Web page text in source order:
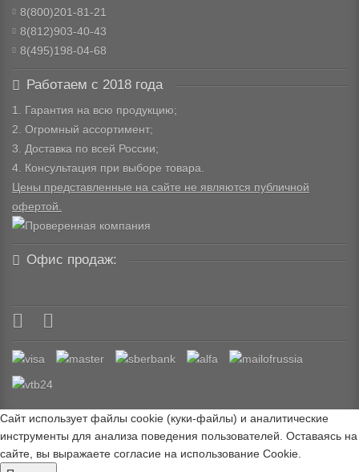
8(800)201-81-21
8(812)903-40-43
8(495)198-04-68
Работаем с 2018 года
1. Гарантия на всю продукцию;
2. Огромный ассортимент;
3. Доставка по всей России;
4. Консультация при выборе товара.
Цены представленные на сайте не являются публичной
офертой.
Офис продаж:
Сайт использует файлы cookie (куки-файлы) и аналитические
инструменты для анализа поведения пользователей. Оставаясь на
сайте, вы выражаете согласие на использование Cookie.